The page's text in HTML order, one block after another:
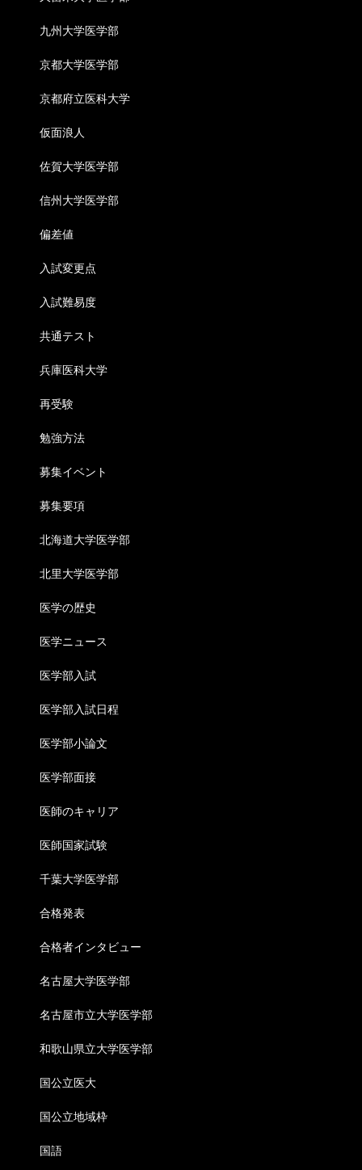
九州大学医学部
京都大学医学部
京都府立医科大学
仮面浪人
佐賀大学医学部
信州大学医学部
偏差値
入試変更点
入試難易度
共通テスト
兵庫医科大学
再受験
勉強方法
募集イベント
募集要項
北海道大学医学部
北里大学医学部
医学の歴史
医学ニュース
医学部入試
医学部入試日程
医学部小論文
医学部面接
医師のキャリア
医師国家試験
千葉大学医学部
合格発表
合格者インタビュー
名古屋大学医学部
名古屋市立大学医学部
和歌山県立大学医学部
国公立医大
国公立地域枠
国語